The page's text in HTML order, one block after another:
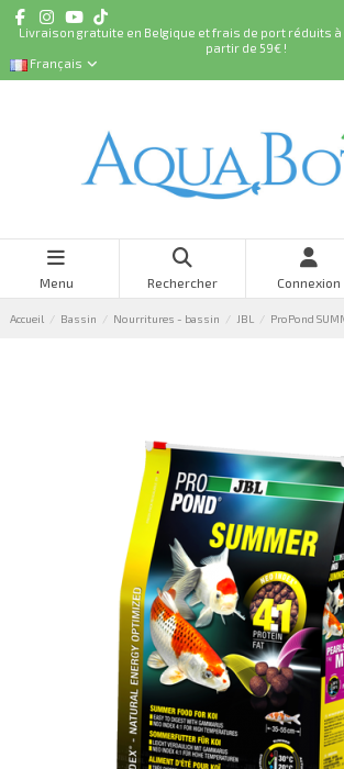
Livraison gratuite en Belgique et frais de port réduits à
partir de 59€ !
Français
Menu Rechercher Connexion
Accueil Bassin Nourritures - bassin JBL ProPond